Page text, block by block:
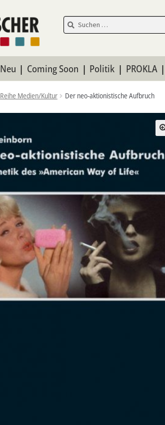
Suchen
nach:
Suchen
Neu Coming Soon Politik PROKLA
Reihe Medien/Kultur Der neo-aktionistische Aufbruch